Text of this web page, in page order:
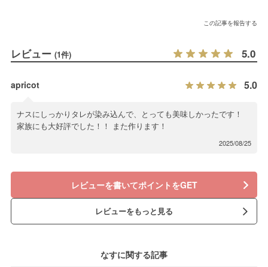
この記事を報告する
レビュー (1件) 5.0
apricot 5.0
ナスにしっかりタレが染み込んで、とっても美味しかったです！
家族にも大好評でした！！ また作ります！
2025/08/25
レビューを書いてポイントをGET
レビューをもっと見る
なすに関する記事